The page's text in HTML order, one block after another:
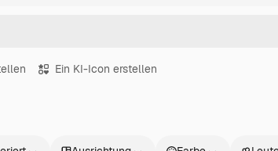
Ein KI-Icon erstellen